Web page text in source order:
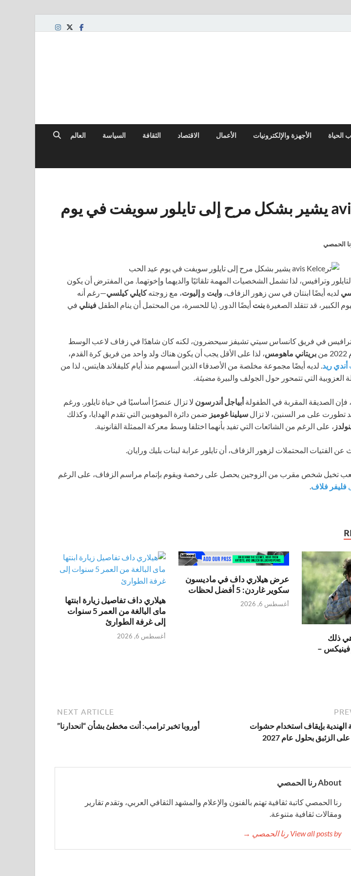
الحياة الأجهزة والإلكترونيات الأعمال الاقتصاد الثقافة السياسة العالم
ترavis Kelce يشير بشكل مرح إلى تايلور سويفت في يوم
الحمصي
وترافيس، لذا تشمل الشخصيات المهمة تلقائيًا والديهما وإخوتهما. من المفترض أن يكون
لديه أيضًا ابنتان في سن زهور الزفاف، وايت و إليوت، مع زوجتهكايلي كيلسي—رغم أنه
الكبير، قد تتقلد الصغيرة بنت أيضًا الدور. (يا للحسرة، من المحتمل أن ينام الطفل فينلي في
في فريق كانساس سيتي تشيفز سيحضرون، لكنه كان شاهدًا في زفاف لاعب الوسط
بريتاني ماهومس، لذا على الأقل يجب أن يكون هناك ولد واحد من فريق كرة القدم،
أندي ريد. لديه أيضًا مجموعة مخلصة من الأصدقاء الذين أسسهم منذ أيام كليفلاند هايتس، لذا من
العزوبية التي تتمحور حول الجولف والبيرة مضيئة.
فإن الصديقة المقربة في الطفولة أبياجل أندرسون لا تزال عنصرًا أساسيًا في حياة تايلور. ورغم
تطورت على مر السنين، لا تزال سيلينا غوميز ضمن دائرة الموهوبين التي تقدم الهدايا، وكذلك
، على الرغم من الشائعات التي تفيد بأنهما اختلفا وسط معركة الممثلة القانونية.
عن الفتيات المحتملات لزهور الزفاف، أن تايلور عرابة لبنات بليك ورايان.
تخيل شخص مقرب من الزوجين يحصل على رخصة ويقوم بإتمام مراسم الزفاف، على الرغم
فليفر فلاف.
ذلك
فينيكس –
عرض هيلاري داف في ماديسون
سكوير غاردن: 5 أفضل لحظات
أغسطس 6, 2026
هيلاري داف تفاصيل زيارة ابنتها
ماى البالغة من العمر 5 سنوات
إلى غرفة الطوارئ
أغسطس 6, 2026
بإيقاف استخدام حشوات
الزئبق بحلول عام 2027
NEXT ARTICLE
أوروبا تخبر ترامب: أنت مخطئ بشأن “انحدارنا”
About رنا الحمصي
رنا الحمصي كاتبة ثقافية تهتم بالفنون والإعلام والمشهد الثقافي العربي، وتقدم تقارير
ومقالات ثقافية متنوعة.
View all posts by رنا الحمصي →